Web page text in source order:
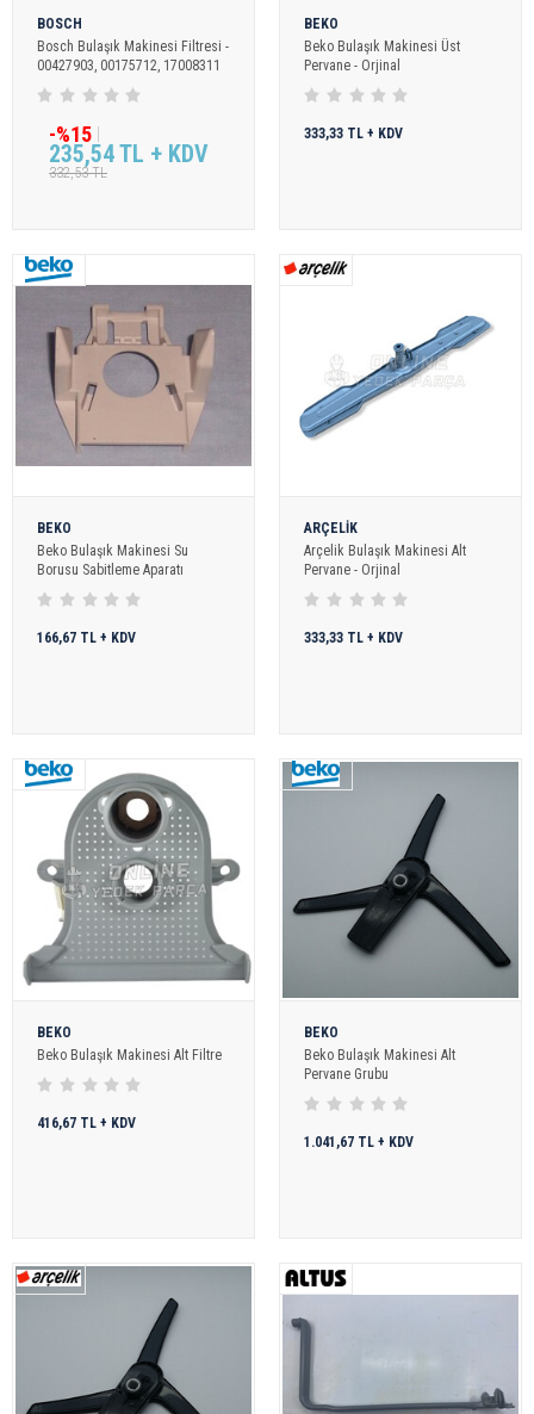
BOSCH
Bosch Bulaşık Makinesi Filtresi -
00427903, 00175712, 17008311
-%15
235,54 TL + KDV
332,53 TL
BEKO
Beko Bulaşık Makinesi Üst
Pervane - Orjinal
333,33 TL + KDV
BEKO
Beko Bulaşık Makinesi Su
Borusu Sabitleme Aparatı
166,67 TL + KDV
ARÇELİK
Arçelik Bulaşık Makinesi Alt
Pervane - Orjinal
333,33 TL + KDV
BEKO
Beko Bulaşık Makinesi Alt Filtre
416,67 TL + KDV
BEKO
Beko Bulaşık Makinesi Alt
Pervane Grubu
1.041,67 TL + KDV